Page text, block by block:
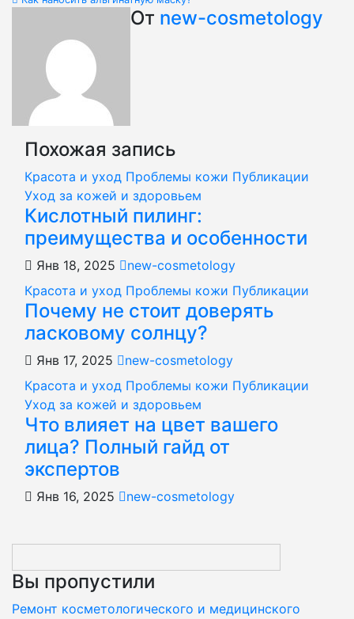
записям
От new-cosmetology
Похожая запись
Красота и уход Проблемы кожи Публикации
Уход за кожей и здоровьем
Кислотный пилинг:
преимущества и особенности
Янв 18, 2025
new-cosmetology
Красота и уход Проблемы кожи Публикации
Почему не стоит доверять
ласковому солнцу?
Янв 17, 2025
new-cosmetology
Красота и уход Проблемы кожи Публикации
Уход за кожей и здоровьем
Что влияет на цвет вашего
лица? Полный гайд от
экспертов
Янв 16, 2025 new-cosmetology
Вы пропустили
Ремонт косметологического и медицинского